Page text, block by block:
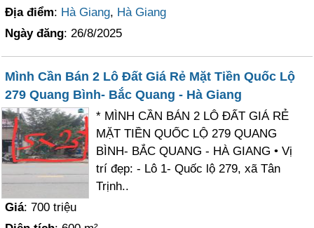
Địa điểm: Hà Giang, Hà Giang
Ngày đăng: 26/8/2025
Mình Cần Bán 2 Lô Đất Giá Rẻ Mặt Tiền Quốc Lộ
279 Quang Bình- Bắc Quang - Hà Giang
* MÌNH CẦN BÁN 2 LÔ ĐẤT GIÁ RẺ
MẶT TIỀN QUỐC LỘ 279 QUANG
BÌNH- BẮC QUANG - HÀ GIANG • Vị
trí đẹp: - Lô 1- Quốc lộ 279, xã Tân
Trịnh..
Giá: 700 triệu